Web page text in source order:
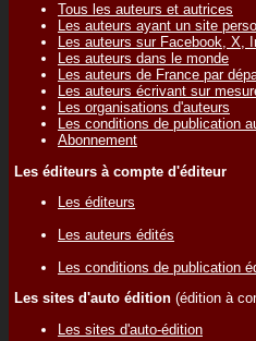
Tous les auteurs et autrices
Les auteurs ayant un site
Les auteurs sur Facebook, X,
Les auteurs dans le monde
Les auteurs de France par
Les auteurs écrivant sur
Les organisations d'auteurs
Les conditions de publication
Abonnement
Les éditeurs à compte d'éditeur
Les éditeurs
Les auteurs édités
Les conditions de publication
Les sites d'auto édition (édition à
Les sites d'auto-édition